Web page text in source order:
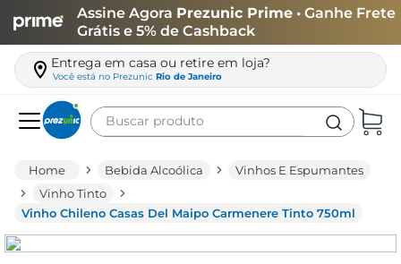
Assine Agora Prezunic Prime • Ganhe Frete
Grátis e 5% de Cashback
Entrega em casa ou retire em loja?
Você está no Prezunic Rio de Janeiro
Buscar produto
Bebida Alcoólica
Vinhos E Espumantes
Vinho Tinto
Vinho Chileno Casas Del Maipo Carmenere Tinto 750ml
leite